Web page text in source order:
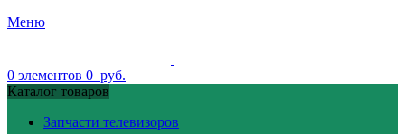
Меню
0 элементов 0 руб.
Каталог товаров
Запчасти телевизоров